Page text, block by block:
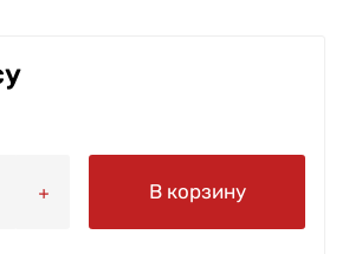
В корзину